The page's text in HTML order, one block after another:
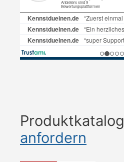
Produktkatalog
anfordern